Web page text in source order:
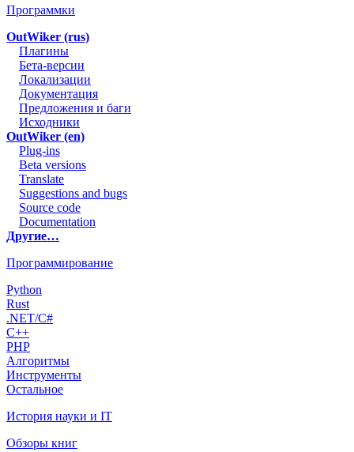
Программки
OutWiker (rus)
Плагины
Бета-версии
Локализации
Документация
Предложения и баги
Исходники
OutWiker (en)
Plug-ins
Beta versions
Translate
Suggestions and bugs
Source code
Documentation
Другие…
Программирование
Python
Rust
.NET/C#
C++
PHP
Алгоритмы
Инструменты
Остальное
История науки и IT
Обзоры книг